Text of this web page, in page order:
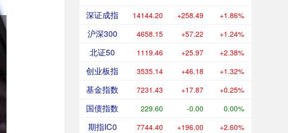
深证成指 14144.20 +258.49 +1.86%
沪深300 4658.15 +57.22 +1.24%
北证50 1119.46 +25.97 +2.38%
创业板指 3535.14 +46.18 +1.32%
基金指数 7231.43 +17.87 +0.25%
国债指数 229.60 -0.00 0.00%
期指IC0 7744.40 +196.00 +2.60%